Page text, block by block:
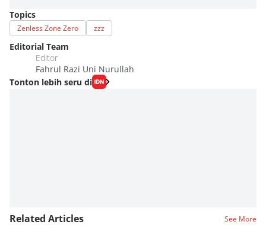
Topics
Zenless Zone Zero zzz
Editorial Team
Editor
Fahrul Razi Uni Nurullah
Tonton lebih seru di
Related Articles See More